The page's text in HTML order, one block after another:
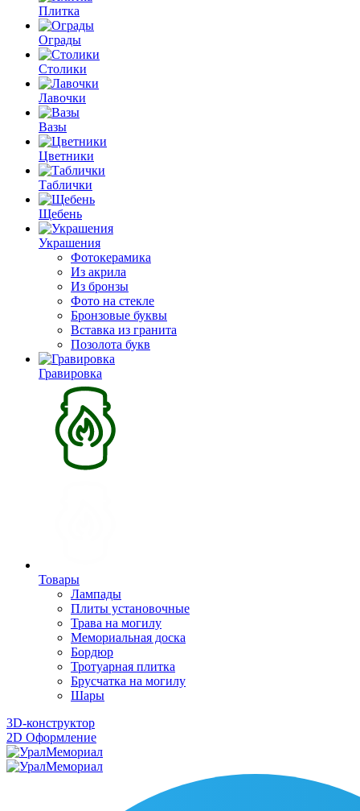
Плитка
Ограды
Столики
Лавочки
Вазы
Цветники
Таблички
Щебень
Украшения
Фотокерамика
Из акрила
Из бронзы
Фото на стекле
Бронзовые буквы
Вставка из гранита
Позолота букв
Гравировка
Товары
Лампады
Плиты установочные
Трава на могилу
Мемориальная доска
Бордюр
Тротуарная плитка
Брусчатка на могилу
Шары
3D-конструктор
2D Оформление